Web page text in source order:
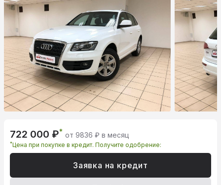
722 000 ₽* от 9836 ₽ в месяц
*Цена при покупке в кредит. Получите одобрение:
Заявка на кредит